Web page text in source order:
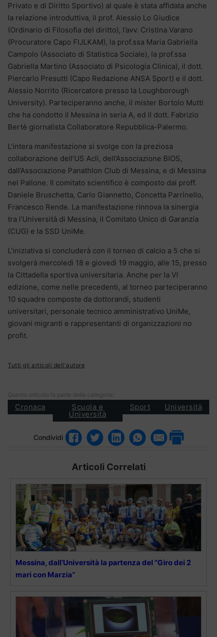
Privato e di Diritto Sportivo) al quale è stata affidata anche
la relazione introduttiva, il prof. Alessio Lo Giudice
(Ordinario di Filosofia del diritto), l’avv. Cristina Varano
(Procuratore Capo FIJLKAM), la prof.ssa Maria Gabriella
Campolo (Associato di Statistica Sociale), la prof.ssa
Gabriella Martino (Associato di Psicologia Clinica), il dott.
Piercarlo Presutti (Capo Redazione ANSA Sport) e il dott.
Alessio Norrito (Ricercatore presso la Loughborough
University). Parteciperanno anche, il mister Bortolo Mutti
che ha condotto il Messina in seria A, ed il dott. Fabrizio
Bertè giornalista Collaboratore Repubblica-Palermo.
L’intera manifestazione si svolge con la preziosa
collaborazione dell’US Acli, dell’Associazione BIOS,
dall’Associazione Panathlon Club di Messina, e di Messina
nel Pallone. Il comitato scientifico è composto dai proff.
Daniele Bruschetta, Carlo Giannetto, Concetta Parrinello,
Francesco Rende. La manifestazione rinnova la sinergia
tra l’Università di Messina, il Comitato Unico di Garanzia
(CUG) e la SSD UniMe.
L’iniziativa si concluderà con il torneo di calcio a 5 che si
svolgerà mercoledì 18 e giovedì 19 maggio, alle 15, presso
la Cittadella sportiva universitaria. Anche per la VI
edizione, come nelle precedenti, al torneo parteciperanno
10 squadre composte da dottorandi, studenti
universitari, personale tecnico amministrativo UniMe,
giovani migranti e rappresentanti di organizzazioni no
profit.
Tutti gli articoli dell'autore
Questo articolo fa parte delle categorie:
Cronaca Scuola e
Università
Sport Università
Condividi
Articoli Correlati
Messina, dall’Università la partenza del “Giro dei 2
mari con Marzia”